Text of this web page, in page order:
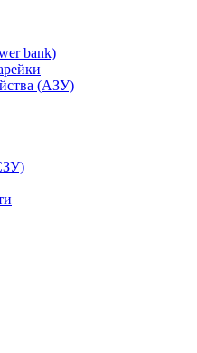
bank)
(АЗУ)